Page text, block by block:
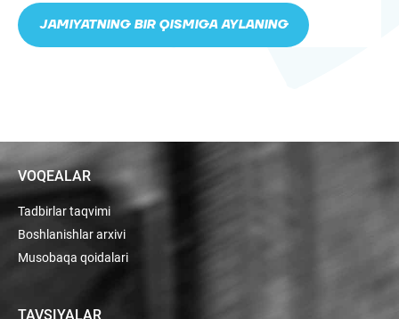
JAMIYATNING BIR QISMIGA AYLANING
VOQEALAR
Tadbirlar taqvimi
Boshlanishlar arxivi
Musobaqa qoidalari
TAVSIYALAR